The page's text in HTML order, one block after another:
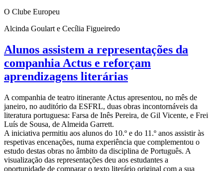
O Clube Europeu
Alcinda Goulart e Cecília Figueiredo
Alunos assistem a representações da
companhia Actus e reforçam
aprendizagens literárias
A companhia de teatro itinerante Actus apresentou, no mês de
janeiro, no auditório da ESFRL, duas obras incontornáveis da
literatura portuguesa: Farsa de Inês Pereira, de Gil Vicente, e Frei
Luís de Sousa, de Almeida Garrett.
A iniciativa permitiu aos alunos do 10.º e do 11.º anos assistir às
respetivas encenações, numa experiência que complementou o
estudo destas obras no âmbito da disciplina de Português. A
visualização das representações deu aos estudantes a
oportunidade de comparar o texto literário original com a sua